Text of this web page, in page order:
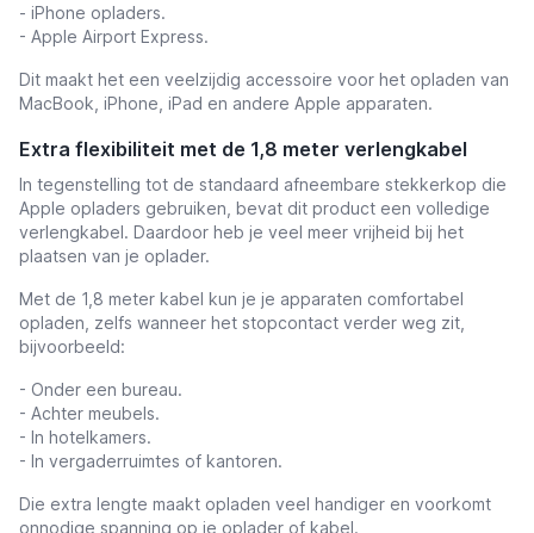
- iPhone opladers.
- Apple Airport Express.
Dit maakt het een veelzijdig accessoire voor het opladen van
MacBook, iPhone, iPad en andere Apple apparaten.
Extra flexibiliteit met de 1,8 meter verlengkabel
In tegenstelling tot de standaard afneembare stekkerkop die
Apple opladers gebruiken, bevat dit product een volledige
verlengkabel. Daardoor heb je veel meer vrijheid bij het
plaatsen van je oplader.
Met de 1,8 meter kabel kun je je apparaten comfortabel
opladen, zelfs wanneer het stopcontact verder weg zit,
bijvoorbeeld:
- Onder een bureau.
- Achter meubels.
- In hotelkamers.
- In vergaderruimtes of kantoren.
Die extra lengte maakt opladen veel handiger en voorkomt
onnodige spanning op je oplader of kabel.